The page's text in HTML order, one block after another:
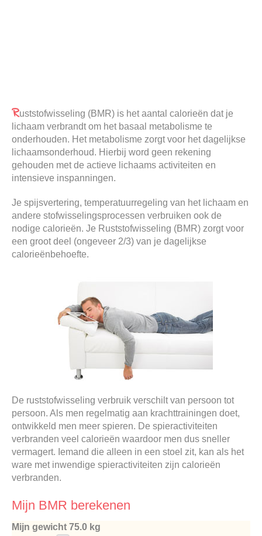
Ruststofwisseling (BMR) is het aantal calorieën dat je
lichaam verbrandt om het basaal metabolisme te
onderhouden. Het metabolisme zorgt voor het dagelijkse
lichaamsonderhoud. Hierbij word geen rekening
gehouden met de actieve lichaams activiteiten en
intensieve inspanningen.
Je spijsvertering, temperatuurregeling van het lichaam en
andere stofwisselingsprocessen verbruiken ook de
nodige calorieën. Je Ruststofwisseling (BMR) zorgt voor
een groot deel (ongeveer 2/3) van je dagelijkse
calorieënbehoefte.
De ruststofwisseling verbruik verschilt van persoon tot
persoon. Als men regelmatig aan krachttrainingen doet,
ontwikkeld men meer spieren. De spieractiviteiten
verbranden veel calorieën waardoor men dus sneller
vermagert. Iemand die alleen in een stoel zit, kan als het
ware met inwendige spieractiviteiten zijn calorieën
verbranden.
Mijn BMR berekenen
Mijn gewicht 75.0 kg